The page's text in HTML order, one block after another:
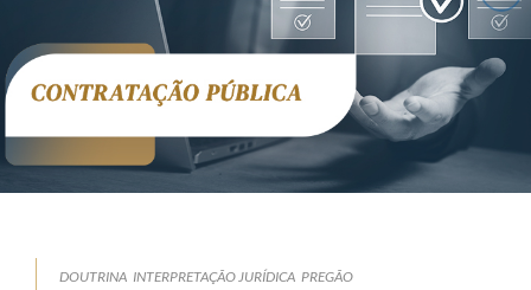
Receba por RSS
Av. Sete de Setembro, 4698
Batel
Curitiba/PR CEP 80240-000
DOUTRINA INTERPRETAÇÃO JURÍDICA PREGÃO